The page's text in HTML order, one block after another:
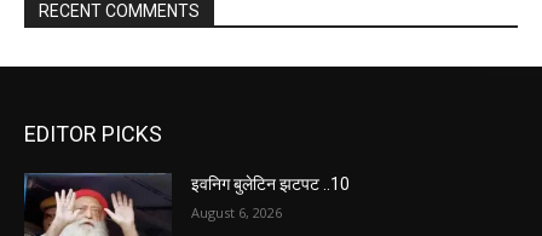
RECENT COMMENTS
EDITOR PICKS
इवनिग बुलेटिन झटपट ..10
August 6, 2026